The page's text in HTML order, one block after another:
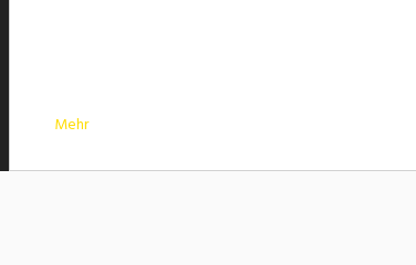
Mehr